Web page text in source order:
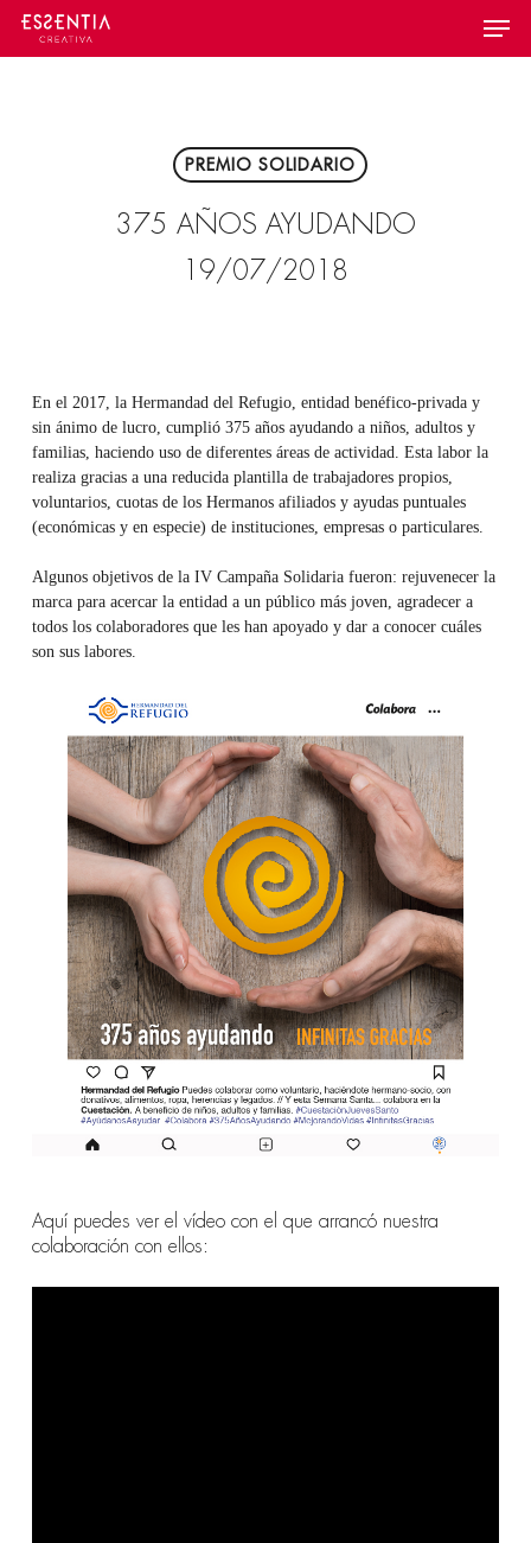
Skip
main
Menu
PREMIO SOLIDARIO
375 AÑOS AYUDANDO
19/07/2018
En el 2017, la Hermandad del Refugio, entidad benéfico-privada y
sin ánimo de lucro, cumplió 375 años ayudando a niños, adultos y
familias, haciendo uso de diferentes áreas de actividad. Esta labor la
realiza gracias a una reducida plantilla de trabajadores propios,
voluntarios, cuotas de los Hermanos afiliados y ayudas puntuales
(económicas y en especie) de instituciones, empresas o particulares.
Algunos objetivos de la IV Campaña Solidaria fueron: rejuvenecer la
marca para acercar la entidad a un público más joven, agradecer a
todos los colaboradores que les han apoyado y dar a conocer cuáles
son sus labores.
Aquí puedes ver el vídeo con el que arrancó nuestra
colaboración con ellos: